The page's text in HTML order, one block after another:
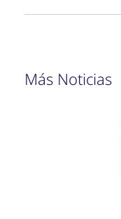
Más Noticias